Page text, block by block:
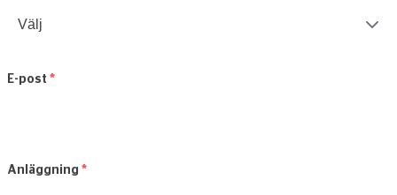
E-post *
Anläggning *